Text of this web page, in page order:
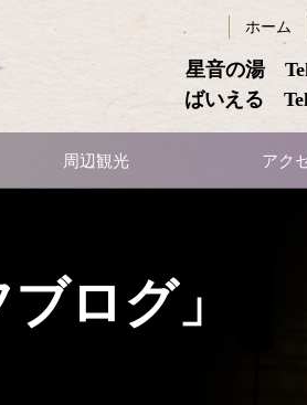
星音の湯
ばいえる
ホーム
周辺観光 アク
ログ」